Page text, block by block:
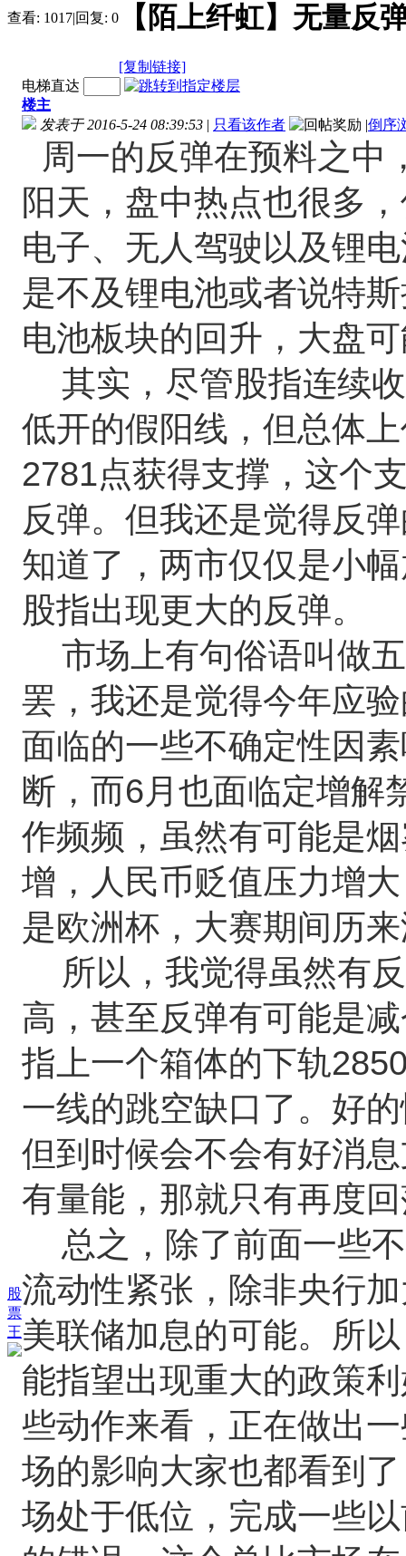
查看: 1017|回复: 0 【陌上纤虹】无量反
[复制链接]
股
票
王
电梯直达
楼主
发表于 2016-5-24 08:39:53 | 只看该作者 |倒序
周一的反弹在预料之中
阳天，盘中热点也很多
电子、无人驾驶以及锂
是不及锂电池或者说特
电池板块的回升，大盘
其实，尽管股指连续
低开的假阳线，但总体
2781点获得支撑，这个
反弹。但我还是觉得反
知道了，两市仅仅是小
股指出现更大的反弹。
市场上有句俗语叫做
罢，我还是觉得今年应
面临的一些不确定性因
断，而6月也面临定增解
作频频，虽然有可能是
增，人民币贬值压力增
是欧洲杯，大赛期间历
所以，我觉得虽然有
高，甚至反弹有可能是
指上一个箱体的下轨
一线的跳空缺口了。好
但到时候会不会有好消
有量能，那就只有再度
总之，除了前面一些
流动性紧张，除非央行
美联储加息的可能。所
能指望出现重大的政策
些动作来看，正在做出
场的影响大家也都看到
场处于低位，完成一些